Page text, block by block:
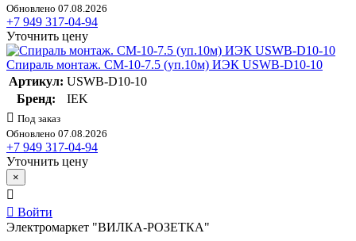
Обновлено 07.08.2026
+7 949 317-04-94
Уточнить цену
Спираль монтаж. СМ-10-7.5 (уп.10м) ИЭК USWB-D10-10
Артикул: USWB-D10-10
Бренд:
IEK
Под заказ
Обновлено 07.08.2026
+7 949 317-04-94
Уточнить цену
×
Войти
Электромаркет "ВИЛКА-РОЗЕТКА"